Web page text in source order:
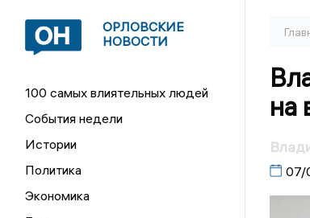
ОРЛОВСКИЕ
НОВОСТИ
100 самых влиятельных людей
События недели
Истории
Политика
Экономика
на
07/